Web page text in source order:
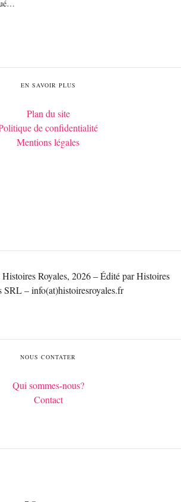
EN SAVOIR PLUS
Plan du site
de confidentialité
Mentions légales
Histoires Royales, 2026 – Édité par Histoires
SRL – info(at)histoiresroyales.fr
NOUS CONTATER
Qui sommes-nous?
Contact